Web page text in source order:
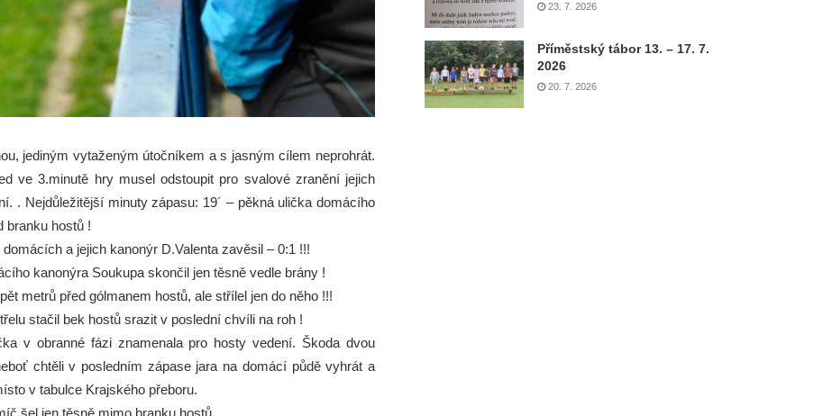
jediným vytaženým útočníkem a s jasným cílem neprohrát.
ve 3.minutě hry musel odstoupit pro svalové zranění jejich
. Nejdůležitější minuty zápasu: 19´ – pěkná ulička domácího
branku hostů !
a jejich kanonýr D.Valenta zavěsil – 0:1 !!!
kanonýra Soukupa skončil jen těsně vedle brány !
metrů před gólmanem hostů, ale střílel jen do něho !!!
stačil bek hostů srazit v poslední chvíli na roh !
v obranné fázi znamenala pro hosty vedení. Škoda dvou
chtěli v posledním zápase jara na domácí půdě vyhrát a
v tabulce Krajského přeboru.
šel jen těsně mimo branku hostů
23. 7. 2026
Příměstský tábor 13. – 17. 7.
2026
20. 7. 2026